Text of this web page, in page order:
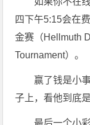
四下午5:15会在
金赛（Hellmuth
Tournament）。
赢了钱是小
子上，看他到底
最后一个小